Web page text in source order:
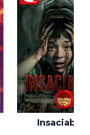
Insaciable